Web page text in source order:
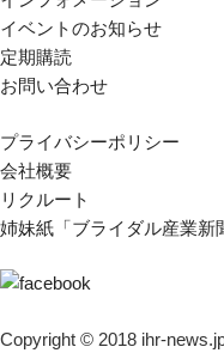
イベントのお知らせ
定期購読
お問い合わせ
プライバシーポリシー
会社概要
リクルート
姉妹紙「ブライダル産業新
Copyright © 2018 ihr-